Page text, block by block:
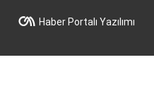
Haber Portalı Yazılımı